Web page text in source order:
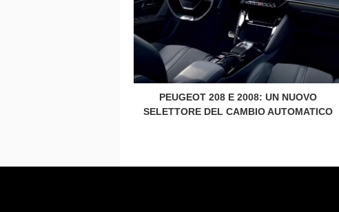
PEUGEOT 208 E 2008: UN NUOVO
SELETTORE DEL CAMBIO AUTOMATICO